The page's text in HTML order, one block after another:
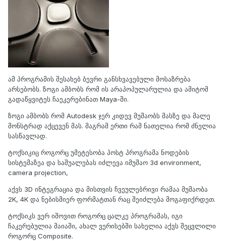
ამ პროგრამის შესახებ ბევრი განსხვავებული მოსაზრება
არსებობს. ზოგი ამბობს რომ ის არაპოპულარულია და ამიტომ
გადაწყვიტეს ჩაეკერებინათ Maya-ში.
ზოგი ამბობს რომ Autodesk ჯერ კიდევ მუშაობს მასზე და მალე
მონსტრად აქცევენ მას. მაგრამ ერთი რამ ნათელია რომ ძნელია
სასწავლად.
ტოქსიკიც როგორც უმეტესობა პოსტ პროგრამა ნოდების
სისტემაზეა და საშუალებას იძლევა იმუშაო 3d environment,
camera projection,
აქვს 3D ინტეგრაცია და მისთვის ჩვეულებრივი რამაა მუშაობა
2K, 4K და ნებისმიერ ფორმატთან რაც შეიძლება მოგაფიქრდეთ.
ტოქსიკს ვერ იშოვით როგორც ცალკე პროგრამას, იგი
ჩაკერებულია მაიაში, ახალ ვერისებში სახელია აქვს შეცვლილი
როგორც Composite.